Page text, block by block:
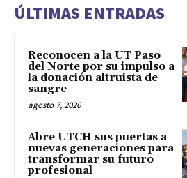
ÚLTIMAS ENTRADAS
Reconocen a la UT Paso
del Norte por su impulso a
la donación altruista de
sangre
agosto 7, 2026
Abre UTCH sus puertas a
nuevas generaciones para
transformar su futuro
profesional